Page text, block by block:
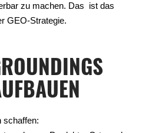
zu machen. Das ist das
GEO-Strategie.
schaffen: